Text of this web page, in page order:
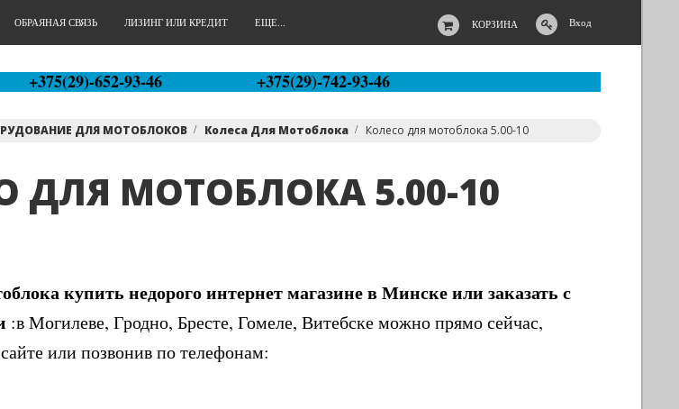
КОРЗИНА Вход
ОБРАЯНАЯ СВЯЗЬ ЛИЗИНГ ИЛИ КРЕДИТ ЕЩЕ...
+375(29)-652-93-46 +375(29)-742-93-46
ДЛЯ МОТОБЛОКОВ Колеса Для Мотоблока Колесо для мотоблока 5.00-10
ДЛЯ МОТОБЛОКА 5.00-10
купить недорого интернет магазине в Минске или заказать с
:в Могилеве, Гродно, Бресте, Гомеле, Витебске можно прямо сейчас,
или позвонив по телефонам: